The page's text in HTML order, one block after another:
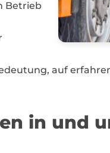
Betrieb
auf
in und